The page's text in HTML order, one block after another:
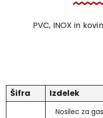
PVC, INOX in
Šifra Izdelek
Nosilec za